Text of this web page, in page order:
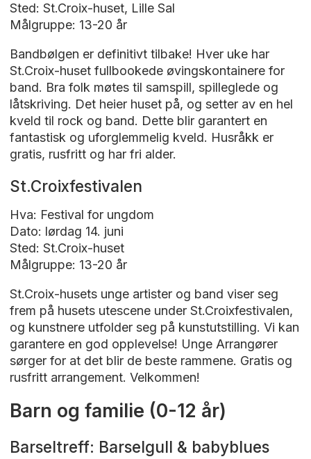
Sted: St.Croix-huset, Lille Sal
Målgruppe: 13-20 år
Bandbølgen er definitivt tilbake! Hver uke har
St.Croix-huset fullbookede øvingskontainere for
band. Bra folk møtes til samspill, spilleglede og
låtskriving. Det heier huset på, og setter av en hel
kveld til rock og band. Dette blir garantert en
fantastisk og uforglemmelig kveld. Husråkk er
gratis, rusfritt og har fri alder.
St.Croixfestivalen
Hva: Festival for ungdom
Dato: lørdag 14. juni
Sted: St.Croix-huset
Målgruppe: 13-20 år
St.Croix-husets unge artister og band viser seg
frem på husets utescene under St.Croixfestivalen,
og kunstnere utfolder seg på kunstutstilling. Vi kan
garantere en god opplevelse! Unge Arrangører
sørger for at det blir de beste rammene. Gratis og
rusfritt arrangement. Velkommen!
Barn og familie (0-12 år)
Barseltreff: Barselgull & babyblues